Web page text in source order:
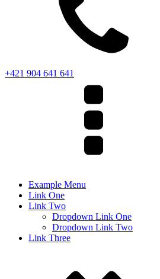
+421 904 641 641
Example Menu
Link One
Link Two
Dropdown Link One
Dropdown Link Two
Link Three